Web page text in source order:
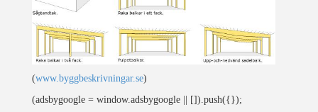
(www.byggbeskrivningar.se)
(adsbygoogle = window.adsbygoogle || []).push({});